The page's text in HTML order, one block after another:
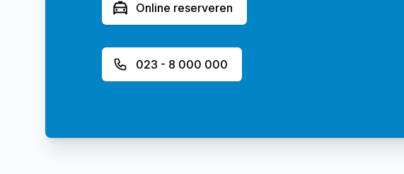
Online reserveren
023 - 8 000 000